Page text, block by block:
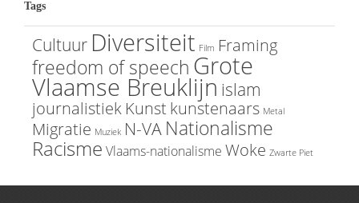
Tags
Cultuur Diversiteit Film Framing
freedom of speech Grote
Vlaamse Breuklijn islam
journalistiek Kunstkunstenaars Metal
Migratie Muziek N-VA Nationalisme
Racisme Vlaams-nationalisme Woke Zwarte Piet